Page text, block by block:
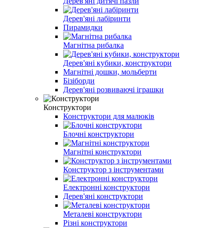
Дерев'яні лабіринти
Пирамидки
Магнітна рибалка
Дерев'яні кубики, конструктори
Магнітні дошки, мольберти
Бізіборди
Дерев'яні розвиваючі іграшки
Конструктори
Конструктори для малюків
Блочні конструктори
Магнітні конструктори
Конструктор з інструментами
Електронні конструктори
Дерев'яні конструктори
Металеві конструктори
Різні конструктори